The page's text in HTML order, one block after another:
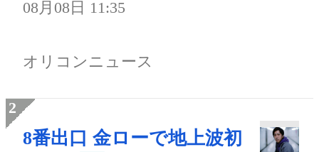
08月08日 11:35
オリコンニュース
8番出口 金ローで地上波初